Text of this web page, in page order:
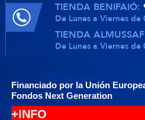
TIENDA BENIFAIÓ:
De Lunes a Viernes
TIENDA
De Lunes a Viernes
Financiado por la Unión
Fondos Next Generation
+INFO